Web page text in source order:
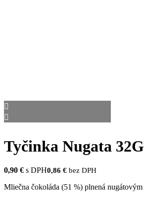
Tyčinka Nugata 32G
0,90 € s DPH0,86 € bez DPH
Mliečna čokoláda (51 %) plnená